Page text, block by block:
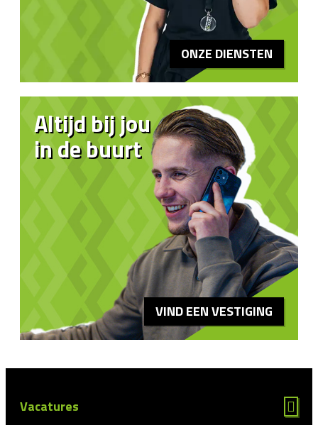
ONZE DIENSTEN
Altijd bij jou
in de buurt
VIND EEN VESTIGING
Vacatures